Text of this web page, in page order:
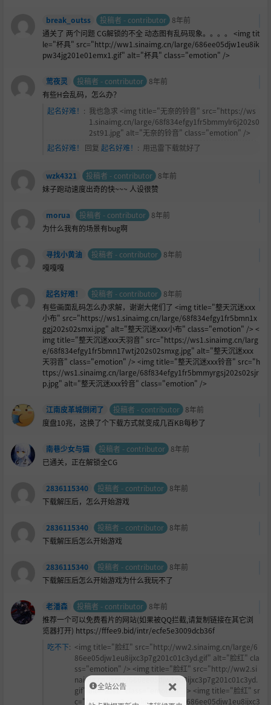
break_outss 投稿者 - contributor 8年前
通关了 两个问题 CG解锁的不全 动态图有乱码现象。。。。 <img tit
le="杯具" src="http://ww1.sinaimg.cn/large/686ee05djw1eu8ik
pw34jg201e01emx1.gif" alt="杯具" class="emotion" />
莺夜灵 投稿者 - contributor 8年前
有些H会乱码，怎么办？
起名好难！ : 我也急求 <img title="无奈的铃音" src="https://ws
1.sinaimg.cn/large/68f834efgy1fr5bmmylr6j202s0
2st91.jpg" alt="无奈的铃音" class="emotion" />
起名好难！
回复 起名好难！ : 用迅雷下载就好了
wzk4321 投稿者 - contributor 8年前
妹子跑动速度出奇的快~~~ 人设很赞
morua 投稿者 - contributor 8年前
为什么我有的场景有bug啊
寻找小黄油 投稿者 - contributor 8年前
嘎嘎嘎
起名好难！ 投稿者 - contributor 8年前
有些画面乱码怎么办求解，谢谢大佬们了 <img title="整天沉迷xxx
小布" src="https://ws1.sinaimg.cn/large/68f834efgy1fr5bmn1x
ggj202s02smxi.jpg" alt="整天沉迷xxx小布" class="emotion" /> <
img title="整天沉迷xxx天羽音" src="https://ws1.sinaimg.cn/larg
e/68f834efgy1fr5bmn17wtj202s02smxg.jpg" alt="整天沉迷xxx
天羽音" class="emotion" /> <img title="整天沉迷xxx铃音" src="h
ttps://ws1.sinaimg.cn/large/68f834efgy1fr5bmmyrgsj202s02sjr
p.jpg" alt="整天沉迷xxx铃音" class="emotion" />
江南皮革城倒闭了 投稿者 - contributor 8年前
度盘10兆，这换了个下载方式就变成几百KB每秒了
南巷少女与猫 投稿者 - contributor 8年前
已通关，正在解锁全CG
2836115340 投稿者 - contributor 8年前
下载解压后，怎么开始游戏
2836115340 投稿者 - contributor 8年前
下载解压后怎么开始游戏
2836115340 投稿者 - contributor 8年前
下载解压后怎么开始游戏为什么我玩不了
老潘森 投稿者 - contributor 8年前
推荐一个可以免费看片的网站(如果被QQ拦截,请复制链接在其它浏
览器打开) https://fffee9.bid/intr/ecfe5e3009dcb36f
吃不下: <img title="脸红" src="http://ww2.sinaimg.cn/large/6
86ee05djw1eu8ijxc3p7g201c01c3yd.gif" alt="脸红" cla
ss="emotion" /> <img title="脸红" src="http://ww2.si
naimg.cn/large/686ee05djw1eu8ijxc3p7g201c01c3yd.
gif" alt="脸红" class="emotion" /> <img title="脸红" sr
c="http://ww2.sinaimg.cn/large/686ee05djw1eu8ijxc3
全站公告